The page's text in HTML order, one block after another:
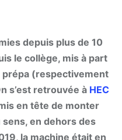
depuis plus de 10
le collège, mis à part
prépa (respectivement
s’est retrouvée à HEC
en tête de monter
en dehors des
la machine était en